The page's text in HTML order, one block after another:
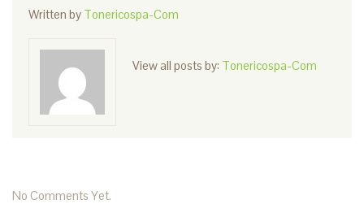
Written by Tonericospa-Com
View all posts by: Tonericospa-Com
No Comments Yet.